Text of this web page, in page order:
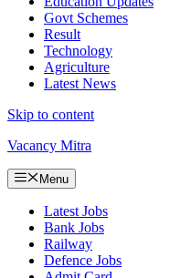
Govt Schemes
Result
Technology
Agriculture
Latest News
Skip to content
Vacancy Mitra
Menu
Latest Jobs
Bank Jobs
Railway
Defence Jobs